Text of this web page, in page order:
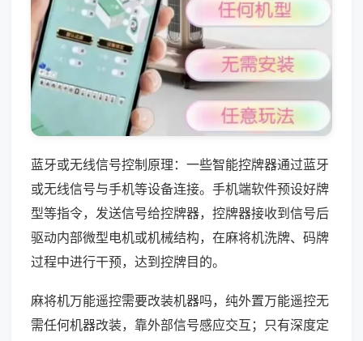
蓝牙或无线信号控制原理：一些智能控牌器通过蓝牙
或无线信号与手机等设备连接。手机端软件预设好牌
型等指令，发送信号给控牌器，控牌器接收到信号后
驱动内部微型电机或机械结构，在麻将机洗牌、码牌
过程中进行干预，达到控牌目的。
麻将机万能遥控需要改装机器吗，纯外置万能遥控无
需任何机器改装，靠外部信号感应交互；只有深度定